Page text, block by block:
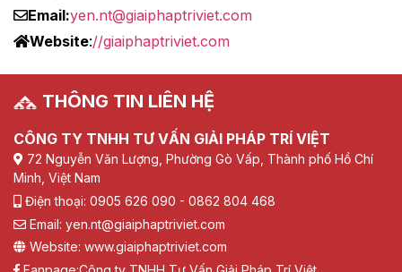
Email:yen.nt@giaiphaptriviet.com
Website://giaiphaptriviet.com
THÔNG TIN LIÊN HỆ
CÔNG TY TNHH TƯ VẤN GIẢI PHÁP TRÍ VIỆT
72 Nguyễn Văn Lượng, Phường Gò Vấp, Thành phố Hồ Chí
Minh, Việt Nam
Điện thoại: 0905 626 090 - 0862 804 468
Email: yen.nt@giaiphaptriviet.com
Website: www.giaiphaptriviet.com